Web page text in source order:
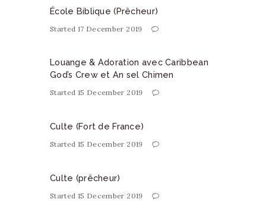
École Biblique (Prêcheur)
Started 17 December 2019
Louange & Adoration avec Caribbean
God’s Crew et An sel Chimen
Started 15 December 2019
Culte (Fort de France)
Started 15 December 2019
Culte (prêcheur)
Started 15 December 2019